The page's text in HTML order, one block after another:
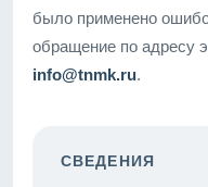
было применено
обращение по адресу
info@tnmk.ru.
СВЕДЕНИЯ